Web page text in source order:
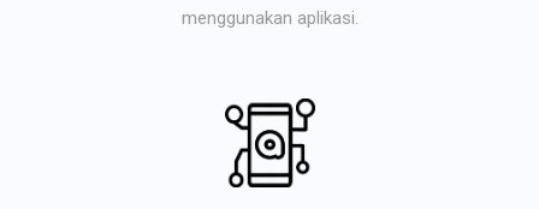
menggunakan aplikasi.